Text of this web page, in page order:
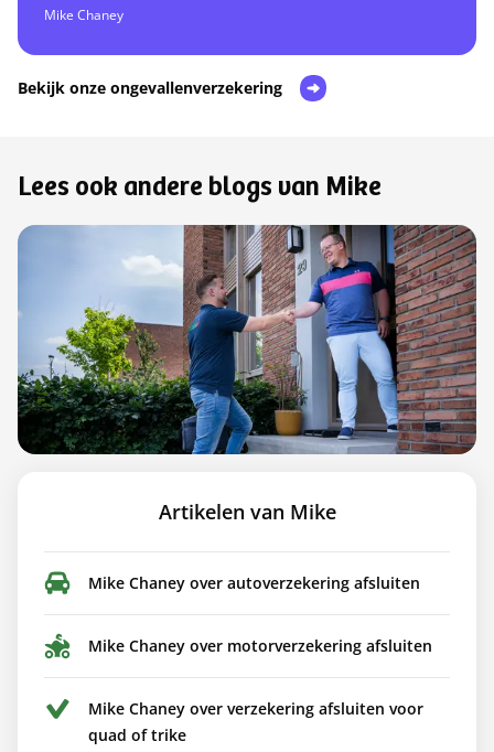
Mike Chaney
Bekijk onze ongevallenverzekering
Lees ook andere blogs van Mike
Artikelen van Mike
Mike Chaney over autoverzekering afsluiten
Mike Chaney over motorverzekering afsluiten
Mike Chaney over verzekering afsluiten voor
quad of trike